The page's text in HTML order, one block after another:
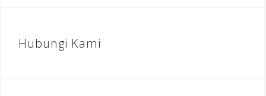
Hubungi Kami